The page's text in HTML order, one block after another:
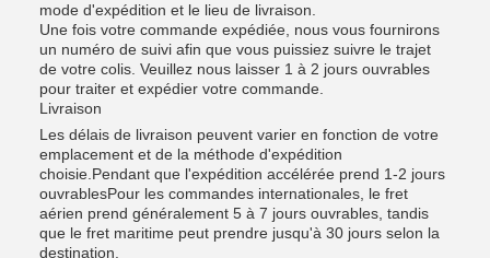
mode d'expédition et le lieu de livraison.
Une fois votre commande expédiée, nous vous fournirons
un numéro de suivi afin que vous puissiez suivre le trajet
de votre colis. Veuillez nous laisser 1 à 2 jours ouvrables
pour traiter et expédier votre commande.
Livraison
Les délais de livraison peuvent varier en fonction de votre
emplacement et de la méthode d'expédition
choisie.Pendant que l'expédition accélérée prend 1-2 jours
ouvrablesPour les commandes internationales, le fret
aérien prend généralement 5 à 7 jours ouvrables, tandis
que le fret maritime peut prendre jusqu'à 30 jours selon la
destination.